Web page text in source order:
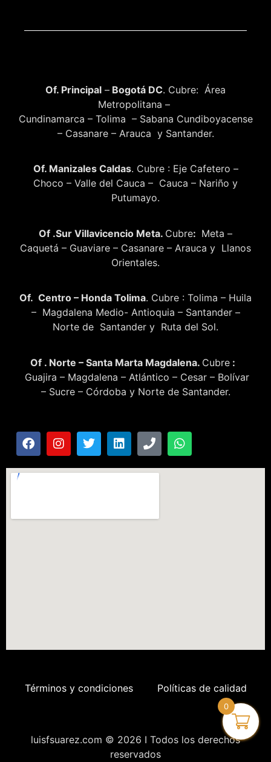
Of. Principal – Bogotá DC. Cubre: Área
Metropolitana –
Cundinamarca – Tolima – Sabana Cundiboyacense
– Casanare – Arauca y Santander.
Of. Manizales Caldas. Cubre : Eje Cafetero –
Choco – Valle del Cauca – Cauca – Nariño y
Putumayo.
Of .Sur Villavicencio Meta. Cubre: Meta –
Caquetá – Guaviare – Casanare – Arauca y Llanos
Orientales.
Of. Centro – Honda Tolima. Cubre : Tolima – Huila
– Magdalena Medio- Antioquia – Santander –
Norte de Santander y Ruta del Sol.
Of . Norte – Santa Marta Magdalena. Cubre :
Guajira – Magdalena – Atlántico – Cesar – Bolívar
– Sucre – Córdoba y Norte de Santander.
Términos y condiciones Políticas de calidad
luisfsuarez.com © 2026 I Todos los derechos
reservados
0